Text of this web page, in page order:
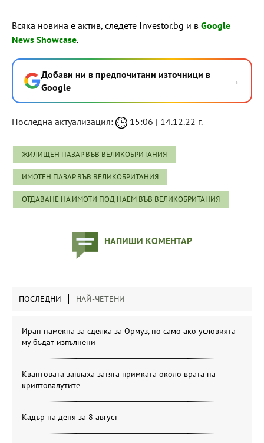
Всяка новина е актив, следете Investor.bg и в Google
News Showcase.
Добави ни в предпочитани източници в
Google
→
Последна актуализация: 15:06 | 14.12.22 г.
ЖИЛИЩЕН ПАЗАР ВЪВ ВЕЛИКОБРИТАНИЯ
ИМОТЕН ПАЗАР ВЪВ ВЕЛИКОБРИТАНИЯ
ОТДАВАНЕ НА ИМОТИ ПОД НАЕМ ВЪВ ВЕЛИКОБРИТАНИЯ
НАПИШИ КОМЕНТАР
ПОСЛЕДНИ НАЙ-ЧЕТЕНИ
Иран намекна за сделка за Ормуз, но само ако условията
му бъдат изпълнени
Квантовата заплаха затяга примката около врата на
криптовалутите
Кадър на деня за 8 август